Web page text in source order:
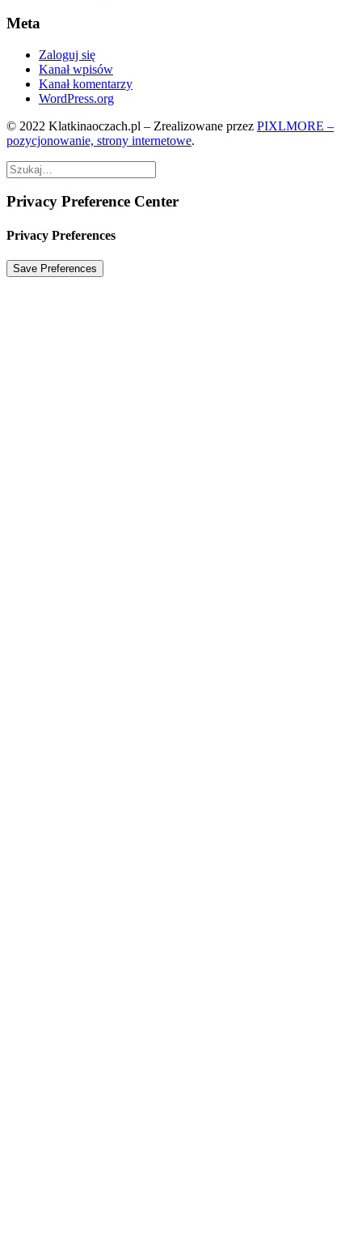
Meta
Zaloguj się
Kanał wpisów
Kanał komentarzy
WordPress.org
© 2022 Klatkinaoczach.pl – Zrealizowane przez PIXLMORE –
pozycjonowanie, strony internetowe.
Privacy Preference Center
Privacy Preferences